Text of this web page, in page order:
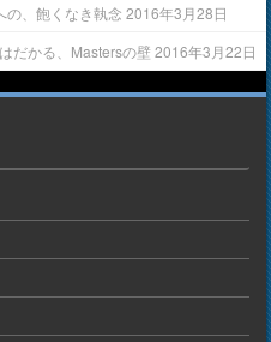
の、飽くなき執念 2016年3月28日
だかる、Mastersの壁 2016年3月22日